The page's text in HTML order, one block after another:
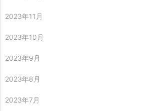
2023年11月
2023年10月
2023年9月
2023年8月
2023年7月